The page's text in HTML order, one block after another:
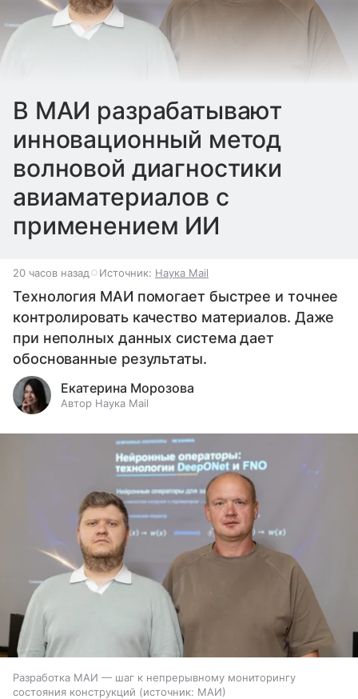
В МАИ разрабатывают
инновационный метод
волновой диагностики
авиаматериалов с
применением ИИ
20 часов назад Источник: Наука Mail
Технология МАИ помогает быстрее и точнее
контролировать качество материалов. Даже
при неполных данных система дает
обоснованные результаты.
Екатерина Морозова
Автор Наука Mail
Разработка МАИ — шаг к непрерывному мониторингу
состояния конструкций
источник: МАИ